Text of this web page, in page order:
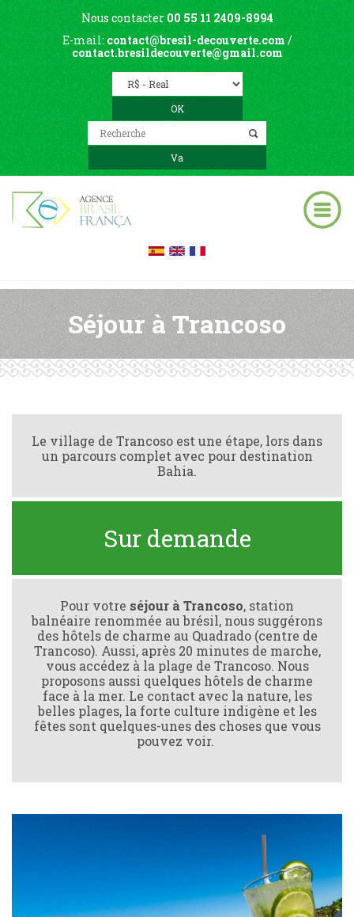
Nous contacter 00 55 11 2409-8994
E-mail: contact@bresil-decouverte.com /
contact.bresildecouverte@gmail.com
Séjour à Trancoso
Le village de Trancoso est une étape, lors dans
un parcours complet avec pour destination
Bahia.
Sur demande
Pour votre séjour à Trancoso, station
balnéaire renommée au brésil, nous suggérons
des hôtels de charme au Quadrado (centre de
Trancoso). Aussi, après 20 minutes de marche,
vous accédez à la plage de Trancoso. Nous
proposons aussi quelques hôtels de charme
face à la mer. Le contact avec la nature, les
belles plages, la forte culture indigène et les
fêtes sont quelques-unes des choses que vous
pouvez voir.